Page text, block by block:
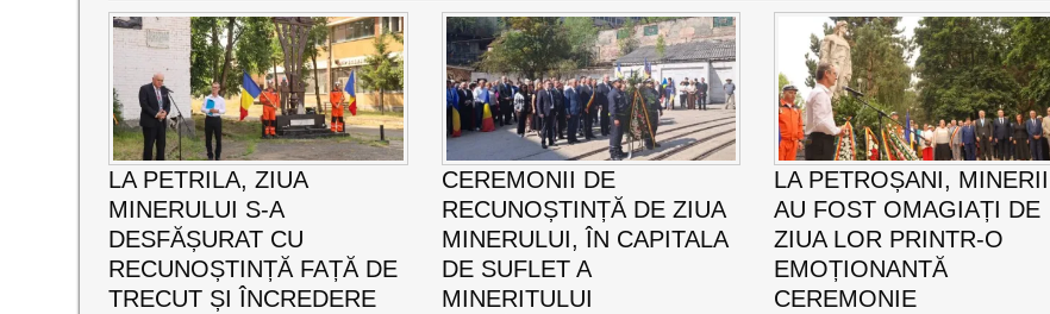
LA PETRILA, ZIUA
MINERULUI S-A
DESFĂȘURAT CU
RECUNOȘTINȚĂ FAȚĂ DE
TRECUT ȘI ÎNCREDERE
CEREMONII DE
RECUNOȘTINȚĂ DE ZIUA
MINERULUI, ÎN CAPITALA
DE SUFLET A
MINERITULUI
LA PETROȘANI, MINERII
AU FOST OMAGIAȚI DE
ZIUA LOR PRINTR-O
EMOȚIONANTĂ
CEREMONIE